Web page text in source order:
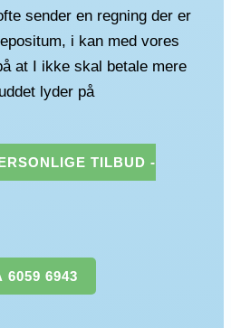
sender en regning der er
i kan med vores
at I ikke skal betale mere
lyder på
TILBUD -
6059 6943